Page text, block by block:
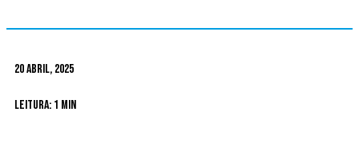
20 Abril, 2025
Leitura: 1 min